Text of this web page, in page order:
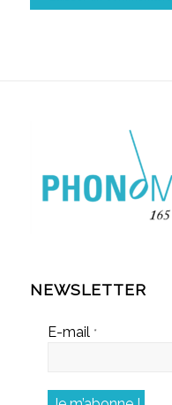
NEWSLETTER
E-mail *